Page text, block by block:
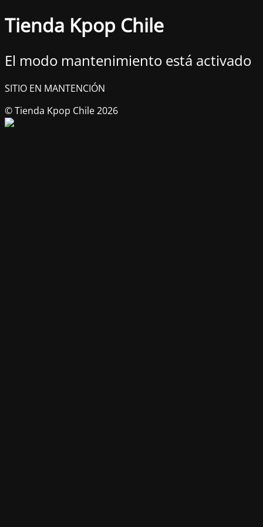
Tienda Kpop Chile
El modo mantenimiento está activado
SITIO EN MANTENCIÓN
© Tienda Kpop Chile 2026